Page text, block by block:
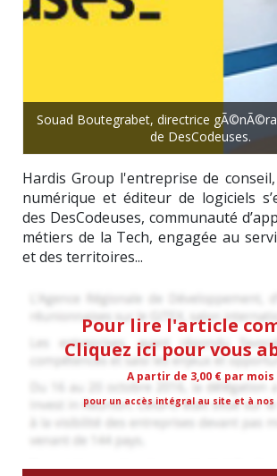
Souad Boutegrabet, directrice
de DesCodeuses.
Hardis Group l'entreprise de
numérique et éditeur de logiciels
des DesCodeuses, communauté
métiers de la Tech, engagée au
et des territoires...
Pour lire l'article
Cliquez ici pour vous
A partir de 3,00 € par mois
pour un accès intégral au site et à nos